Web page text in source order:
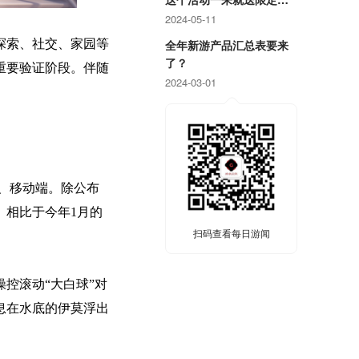
索、社交、家园等
要验证阶段。伴随
移动端。除公布
相比于今年1月的
滚动“大白球”对
在水底的伊莫浮出
戏周边！
2024-05-11
全年新游产品汇总表要来
了？
2024-03-01
扫码查看每日游闻